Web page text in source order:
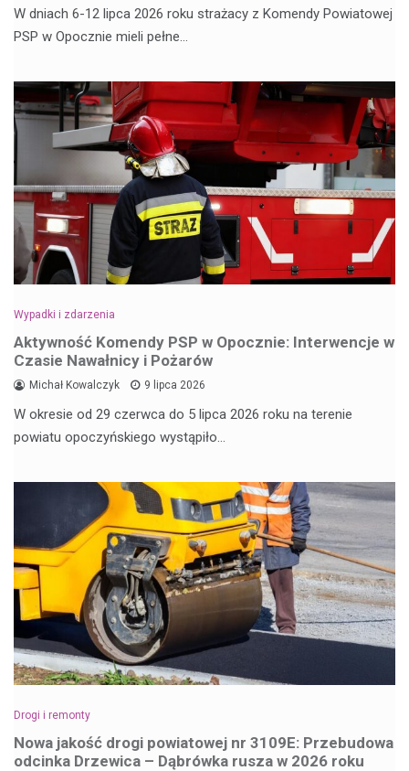
W dniach 6-12 lipca 2026 roku strażacy z Komendy Powiatowej
PSP w Opocznie mieli pełne…
Wypadki i zdarzenia
Aktywność Komendy PSP w Opocznie: Interwencje w
Czasie Nawałnicy i Pożarów
Michał Kowalczyk 9 lipca 2026
W okresie od 29 czerwca do 5 lipca 2026 roku na terenie
powiatu opoczyńskiego wystąpiło…
Drogi i remonty
Nowa jakość drogi powiatowej nr 3109E: Przebudowa
odcinka Drzewica – Dąbrówka rusza w 2026 roku